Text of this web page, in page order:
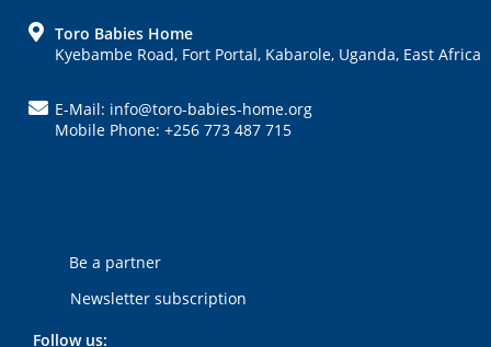
FOOTERToro Babies Home
Kyebambe Road, Fort Portal, Kabarole, Uganda, East Africa
E-Mail: info@toro-babies-home.org
Mobile Phone: +256 773 487 715
Be a partner
Newsletter subscription
Follow us: